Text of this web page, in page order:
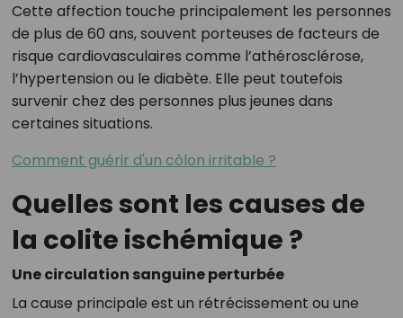
Cette affection touche principalement les personnes
de plus de 60 ans, souvent porteuses de facteurs de
risque cardiovasculaires comme l’athérosclérose,
l’hypertension ou le diabète. Elle peut toutefois
survenir chez des personnes plus jeunes dans
certaines situations.
Comment guérir d'un côlon irritable ?
Quelles sont les causes de
la colite ischémique ?
Une circulation sanguine perturbée
La cause principale est un rétrécissement ou une